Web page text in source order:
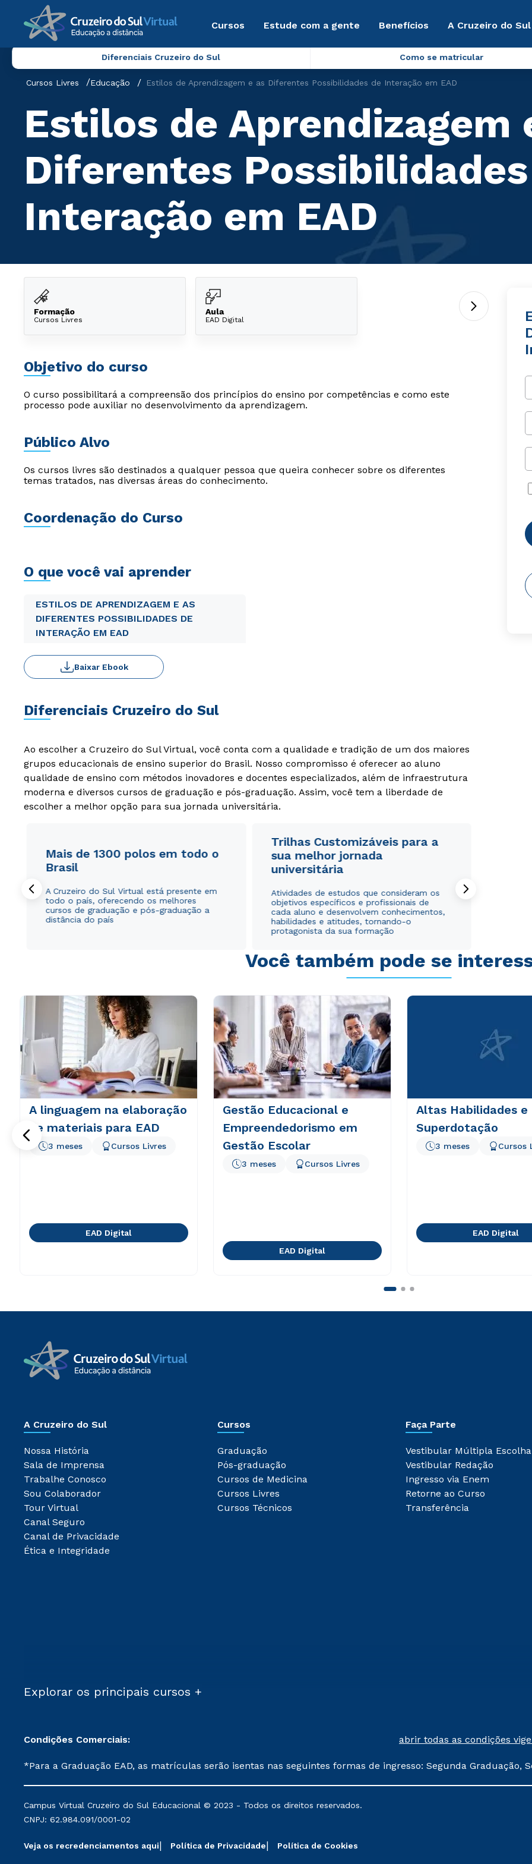
Cursos Estude com a gente Benefícios A Cruzeiro do
Diferenciais Cruzeiro do Sul Como se matricular
Cursos Livres Educação Estilos de Aprendizagem e as Diferentes Possibilidades de Interação em EAD
Estilos de Aprendizagem
Diferentes
Interação em EAD
Formação
Cursos Livres
Aula
EAD Digital
Objetivo do curso
O curso possibilitará a compreensão dos princípios do ensino por competências e como este
processo pode auxiliar no desenvolvimento da aprendizagem.
Público Alvo
Os cursos livres são destinados a qualquer pessoa que queira conhecer sobre os diferentes
temas tratados, nas diversas áreas do conhecimento.
Coordenação do Curso
O que você vai aprender
ESTILOS DE APRENDIZAGEM E AS
DIFERENTES POSSIBILIDADES DE
INTERAÇÃO EM EAD
Baixar Ebook
Diferenciais Cruzeiro do Sul
Ao escolher a Cruzeiro do Sul Virtual, você conta com a qualidade e tradição de um dos maiores
grupos educacionais de ensino superior do Brasil. Nosso compromisso é oferecer ao aluno
qualidade de ensino com métodos inovadores e docentes especializados, além de infraestrutura
moderna e diversos cursos de graduação e pós-graduação. Assim, você tem a liberdade de
escolher a melhor opção para sua jornada universitária.
Mais de 1300 polos em todo o
Brasil
A Cruzeiro do Sul Virtual está presente em
todo o país, oferecendo os melhores
cursos de graduação e pós-graduação a
distância do país
Trilhas Customizáveis para a
sua melhor jornada
universitária
Atividades de estudos que consideram os
objetivos específicos e profissionais de
cada aluno e desenvolvem conhecimentos,
habilidades e atitudes, tornando-o
protagonista da sua formação
Você também pode se
A linguagem na elaboração
de materiais para EAD
3 meses Cursos Livres
EAD Digital
Gestão Educacional e
Empreendedorismo em
Gestão Escolar
3 meses Cursos Livres
EAD Digital
Altas Habilidades e
Superdotação
3 meses Cursos
EAD Digital
A Cruzeiro do Sul
Nossa História
Sala de Imprensa
Trabalhe Conosco
Sou Colaborador
Tour Virtual
Canal Seguro
Canal de Privacidade
Ética e Integridade
Cursos
Graduação
Pós-graduação
Cursos de Medicina
Cursos Livres
Cursos Técnicos
Faça Parte
Vestibular Múltipla Escolha
Vestibular Redação
Ingresso via Enem
Retorne ao Curso
Transferência
Explorar os principais cursos +
Condições Comerciais: abrir todas as condições
*Para a Graduação EAD, as matrículas serão isentas nas seguintes formas de ingresso: Segunda Graduação,
mantidos conforme negociação. Descontos institucionais poderão sofrer alterações nos períodos de
serviços.
Campus Virtual Cruzeiro do Sul Educacional © 2023 - Todos os direitos reservados.
CNPJ: 62.984.091/0001-02
Veja os recredenciamentos aqui Política de Privacidade Política de Cookies
WhatsApp
ou
Estou de acordo com a Política de Privacidade.e
autorizo que meus dados sejam utilizados para o
envio de conteúdos da Cruzeiro do Sul.
WhatsApp
ou
Estou de acordo com a Política de Privacidade.e
autorizo que meus dados sejam utilizados para o
envio de conteúdos da Cruzeiro do Sul.